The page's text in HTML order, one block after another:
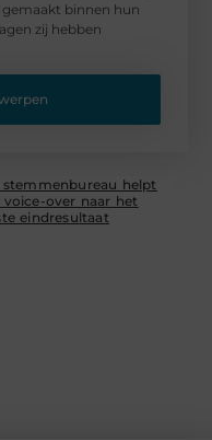
binnen hun
zij hebben
stemmenbureau helpt
voice-over naar het
eindresultaat